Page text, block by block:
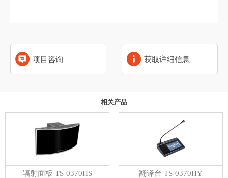
项目咨询 获取详细信息
相关产品
辐射面板 TS-0370HS 翻译台 TS-0370HY